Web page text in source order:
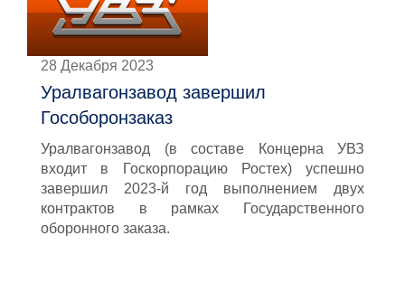
28 Декабря 2023
Уралвагонзавод завершил
Гособоронзаказ
Уралвагонзавод (в составе Концерна УВЗ
входит в Госкорпорацию Ростех) успешно
завершил 2023-й год выполнением двух
контрактов в рамках Государственного
оборонного заказа.